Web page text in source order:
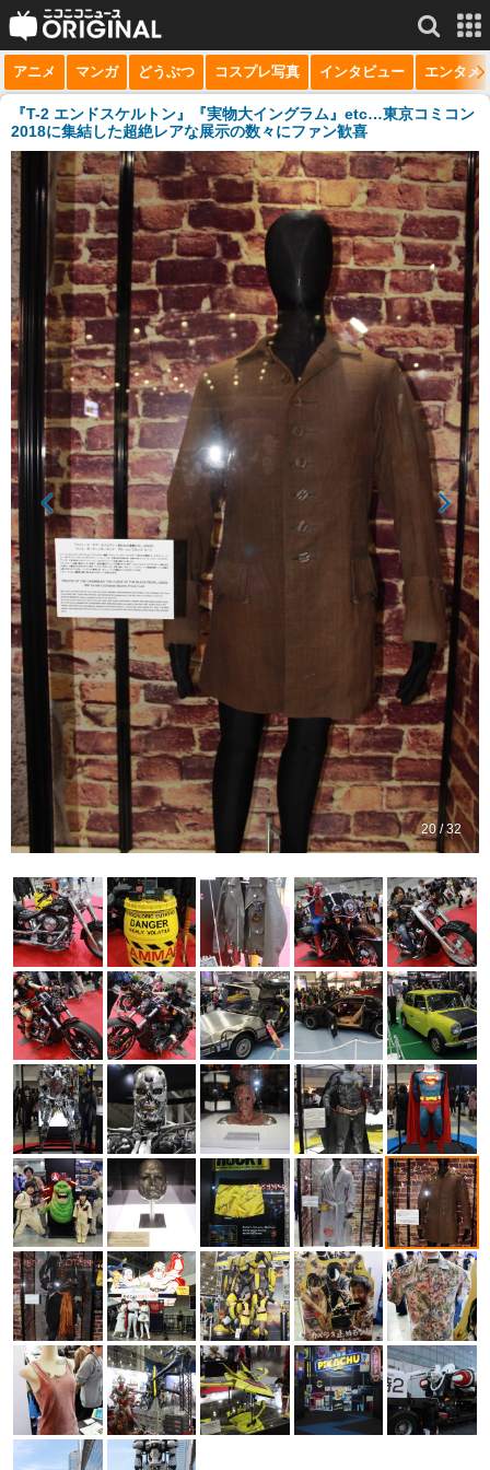
サービス一覧 もっと見る
niconico
動画
生放送
ニュース
チャンネル
マンガ
ニコニコQ
アニメ マンガ どうぶつ コスプレ写真 インタビュー エンタメ
『T-2 エンドスケルトン』『実物大イングラム』etc…東京コミコン
2018に集結した超絶レアな展示の数々にファン歓喜
20 / 32